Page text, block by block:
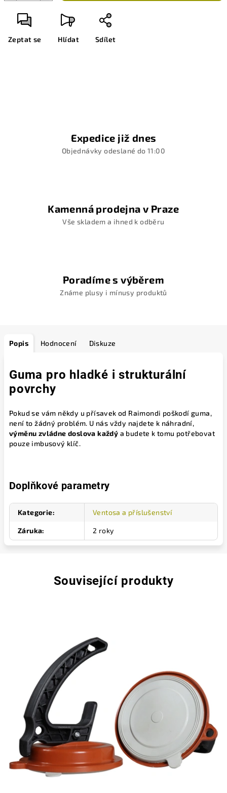
Zeptat se Hlídat Sdílet
Expedice již dnes
Objednávky odeslané do 11:00
Kamenná prodejna v Praze
Vše skladem a ihned k odběru
Poradíme s výběrem
Známe plusy i mínusy produktů
Popis Hodnocení Diskuze
Guma pro hladké i strukturální
povrchy
Pokud se vám někdy u přísavek od Raimondi poškodí guma,
není to žádný problém. U nás vždy najdete k náhradní,
výměnu zvládne doslova každý a budete k tomu potřebovat
pouze imbusový klíč.
Doplňkové parametry
Kategorie: Ventosa a příslušenství
Záruka: 2 roky
Související produkty